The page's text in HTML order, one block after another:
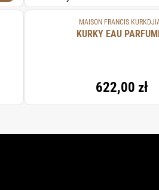
MAISON FRANCIS
KURKY EAU
622,00 zł